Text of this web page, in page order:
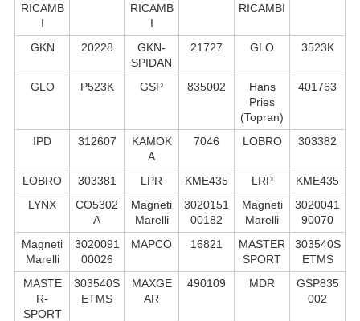
RICAMB
I
RICAMB
I
RICAMBI
GKN 20228
GKN-
SPIDAN
21727 GLO 3523K
GLO P523K GSP 835002
Hans
Pries
(Topran)
401763
IPD 312607
KAMOK
A
7046 LOBRO 303382
LOBRO 303381 LPR KME435 LRP
KME435
LYNX
CO5302
A
Magneti
Marelli
3020151
00182
Magneti
Marelli
3020041
90070
Magneti
Marelli
3020091
00026
MAPCO 16821
MASTER
SPORT
303540S
ETMS
MASTE
R-
SPORT
303540S
ETMS
MAXGE
AR
490109 MDR
GSP835
002